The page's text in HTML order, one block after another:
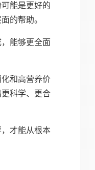
能是更好的
的帮助。
能够更全面
和高营养价
科学、更合
才能从根本